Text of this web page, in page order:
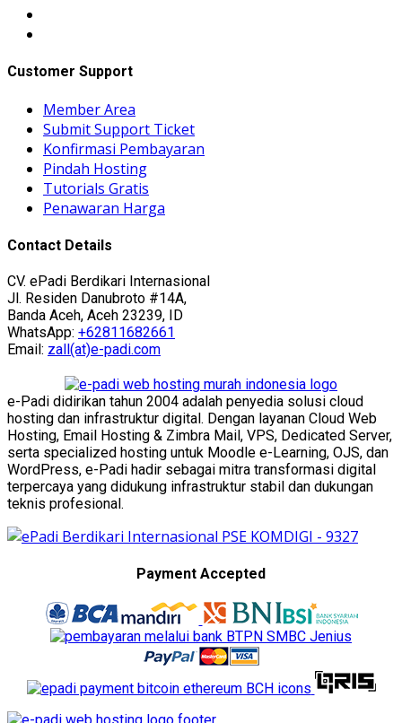
Customer Support
Member Area
Submit Support Ticket
Konfirmasi Pembayaran
Pindah Hosting
Tutorials Gratis
Penawaran Harga
Contact Details
CV. ePadi Berdikari Internasional
Jl. Residen Danubroto #14A,
Banda Aceh, Aceh 23239, ID
WhatsApp: +62811682661
Email: zall(at)e-padi.com
e-Padi didirikan tahun 2004 adalah penyedia solusi cloud
hosting dan infrastruktur digital. Dengan layanan Cloud Web
Hosting, Email Hosting & Zimbra Mail, VPS, Dedicated Server,
serta specialized hosting untuk Moodle e-Learning, OJS, dan
WordPress, e-Padi hadir sebagai mitra transformasi digital
terpercaya yang didukung infrastruktur stabil dan dukungan
teknis profesional.
Payment Accepted